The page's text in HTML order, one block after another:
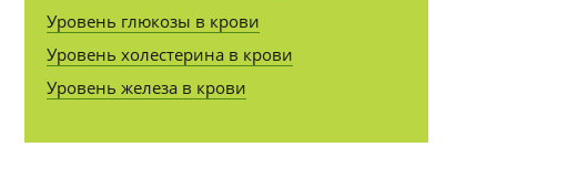
Уровень глюкозы в крови
Уровень холестерина в крови
Уровень железа в крови